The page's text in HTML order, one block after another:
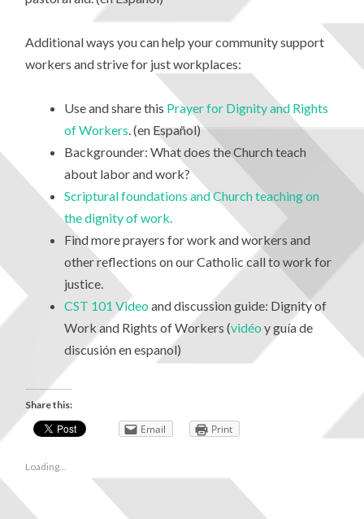
Additional ways you can help your community support
workers and strive for just workplaces:
Use and share this Prayer for Dignity and Rights
of Workers. (en Español)
Backgrounder: What does the Church teach
about labor and work?
Scriptural foundations and Church teaching on
the dignity of work.
Find more prayers for work and workers and
other reflections on our Catholic call to work for
justice.
CST 101 Video and discussion guide: Dignity of
Work and Rights of Workers (vidéo y guía de
discusión en espanol)
Share this:
Email Print
Loading...